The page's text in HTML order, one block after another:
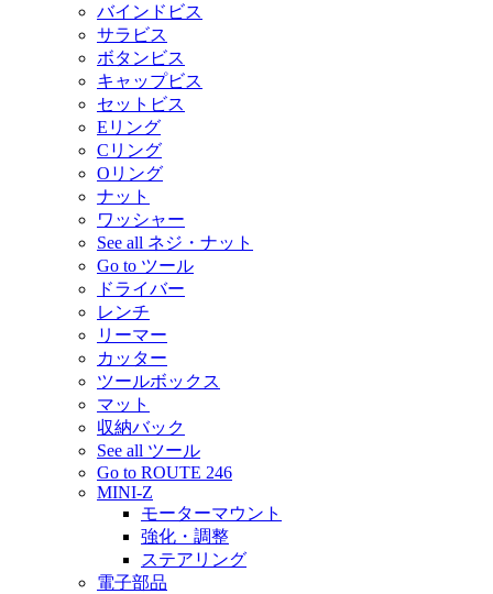
バインドビス
サラビス
ボタンビス
キャップビス
セットビス
Eリング
Cリング
Oリング
ナット
ワッシャー
See all ネジ・ナット
Go to ツール
ドライバー
レンチ
リーマー
カッター
ツールボックス
マット
収納バック
See all ツール
Go to ROUTE 246
MINI-Z
モーターマウント
強化・調整
ステアリング
電子部品